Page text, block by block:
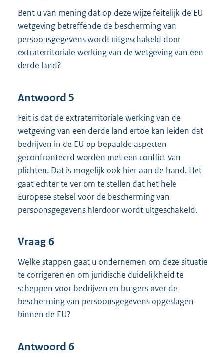
Bent u van mening dat op deze wijze feitelijk de EU
wetgeving betreffende de bescherming van
persoonsgegevens wordt uitgeschakeld door
extraterritoriale werking van de wetgeving van een
derde land?
Antwoord 5
Feit is dat de extraterritoriale werking van de
wetgeving van een derde land ertoe kan leiden dat
bedrijven in de EU op bepaalde aspecten
geconfronteerd worden met een conflict van
plichten. Dat is mogelijk ook hier aan de hand. Het
gaat echter te ver om te stellen dat het hele
Europese stelsel voor de bescherming van
persoonsgegevens hierdoor wordt uitgeschakeld.
Vraag 6
Welke stappen gaat u ondernemen om deze situatie
te corrigeren en om juridische duidelijkheid te
scheppen voor bedrijven en burgers over de
bescherming van persoonsgegevens opgeslagen
binnen de EU?
Antwoord 6